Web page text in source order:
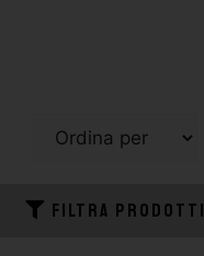
FILTRA PRODOTTI